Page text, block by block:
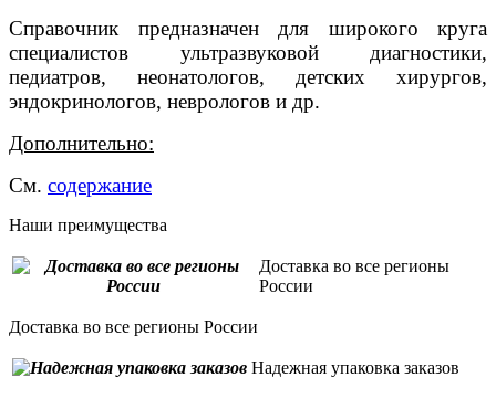
Справочник предназначен для широкого круга
специалистов ультразвуковой диагностики,
педиатров, неонатологов, детских хирургов,
эндокринологов, неврологов и др.
Дополнительно:
См. содержание
Наши преимущества
Доставка во все регионы
России
Доставка во все регионы России
Надежная упаковка заказов